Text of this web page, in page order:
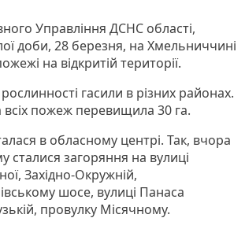
Управління ДСНС області,
доби, 28 березня, на Хмельниччині
на відкритій території.
гасили в різних районах.
пожеж перевищила 30 га.
в обласному центрі. Так, вчора
сталися загоряння на вулиці
Західно-Окружній,
шосе, вулиці Панаса
провулку Місячному.